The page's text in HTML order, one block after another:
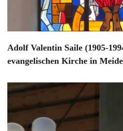
Adolf Valentin Saile (1905-
evangelischen Kirche in